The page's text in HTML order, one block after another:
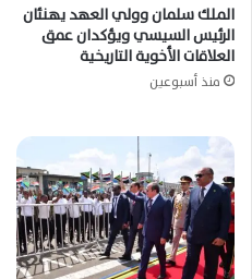
الملك سلمان وولي العهد يهنئان
الرئيس السيسي ويؤكدان عمق
العلاقات الأخوية التاريخية
منذ أسبوعين